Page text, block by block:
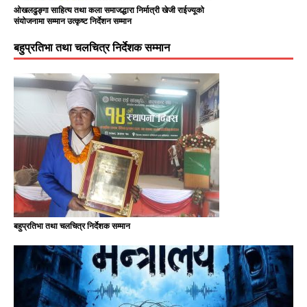
ओखलढुङ्गा साहित्य तथा कला समाजद्धारा निर्मात्री खेजी राईज्यूको
संयोजनामा सम्मान उत्कृष्ट निर्देशन सम्मान
बहुप्रतिभा तथा चलचित्र निर्देशक सम्मान
बहुप्रतिभा तथा चलचित्र निर्देशक सम्मान